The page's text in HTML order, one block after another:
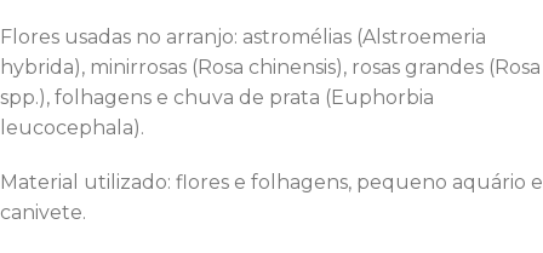
Flores usadas no arranjo: astromélias (Alstroemeria
hybrida), minirrosas (Rosa chinensis), rosas grandes (Rosa
spp.), folhagens e chuva de prata (Euphorbia
leucocephala).
Material utilizado: flores e folhagens, pequeno aquário e
canivete.